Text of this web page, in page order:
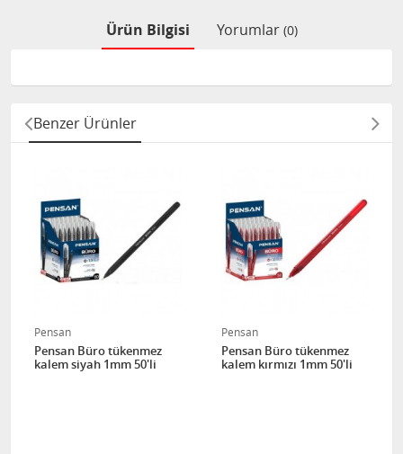
Ürün Bilgisi Yorumlar (0)
Benzer Ürünler
Pensan
Pensan Büro tükenmez
kalem siyah 1mm 50'li
Pensan
Pensan Büro tükenmez
kalem kırmızı 1mm 50'li